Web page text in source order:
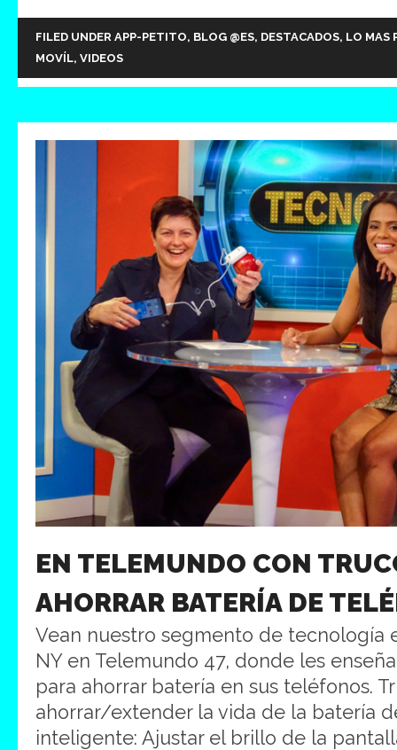
FILED UNDER APP-PETITO, BLOG @ES, DESTACADOS, LO MAS
MOVÍL, VIDEOS
EN TELEMUNDO CON
AHORRAR BATERÍA DE
Vean nuestro segmento de tecnología
NY en Telemundo 47, donde les
para ahorrar batería en sus teléfonos.
ahorrar/extender la vida de la batería
inteligente: Ajustar el brillo de la